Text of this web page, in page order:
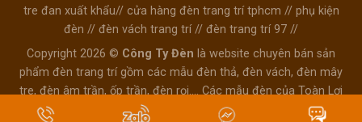
tre đan xuất khẩu// cửa hàng đèn trang trí tphcm // phụ kiện
đèn // đèn vách trang trí// đèn trang trí 97 //
Copyright 2026 © Công Ty Đèn là website chuyên bán sản
phẩm đèn trang trí gồm các mẫu đèn thả, đèn vách, đèn mây
tre, đèn âm trần, ốp trần, đèn rọi.... Các mẫu đèn của Toàn Lợi
dùng trang trí ở quán cafe, văn phòng, shop thời trang, phòng